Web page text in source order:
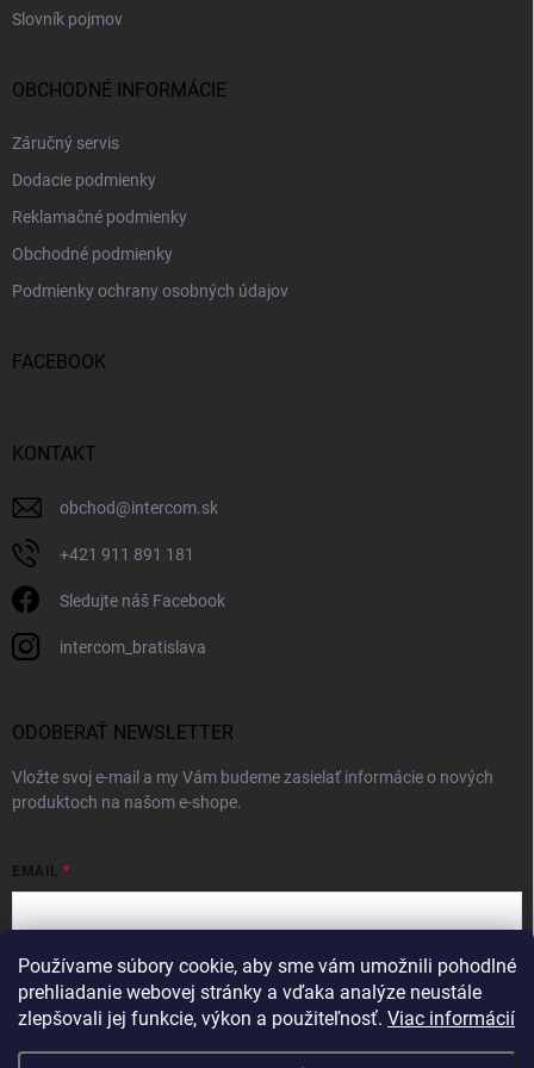
Používame súbory cookie, aby sme vám umožnili pohodlné
prehliadanie webovej stránky a vďaka analýze neustále
zlepšovali jej funkcie, výkon a použiteľnosť. Viac informácií
Slovník pojmov
OBCHODNÉ INFORMÁCIE
Záručný servis
Dodacie podmienky
Reklamačné podmienky
Obchodné podmienky
Podmienky ochrany osobných údajov
FACEBOOK
KONTAKT
obchod@intercom.sk
+421 911 891 181
Sledujte náš Facebook
intercom_bratislava
ODOBERAŤ NEWSLETTER
Vložte svoj e-mail a my Vám budeme zasielať informácie o nových
produktoch na našom e-shope.
EMAIL
Vložením e-mailu súhlasíte spodmienkami ochrany osobných údajov
Prihlásiť sa